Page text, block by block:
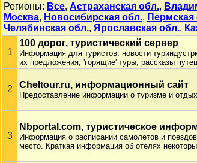
Регионы: Все, Астраханская обл.,
Москва, Новосибирская обл., Пермская
Челябинская обл., Ярославская обл.,
1
100 дорог, туристический сервер
Информация для туристов: новости
их предложения, 'горящие' туры, рассказы
2 Cheltour.ru, информационный сайт
Предоставление информации о туризме и
3
Nbportal.com, туристическое
Информация о расписании самолетов и
место. Краткая информация об отелях